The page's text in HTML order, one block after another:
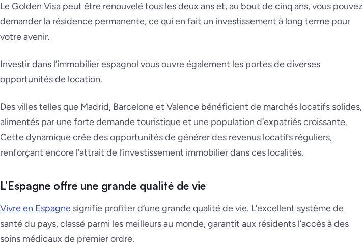
Le Golden Visa peut être renouvelé tous les deux ans et, au bout de cinq ans, vous pouvez
demander la résidence permanente, ce qui en fait un investissement à long terme pour
votre avenir.
Investir dans l’immobilier espagnol vous ouvre également les portes de diverses
opportunités de location.
Des villes telles que Madrid, Barcelone et Valence bénéficient de marchés locatifs solides,
alimentés par une forte demande touristique et une population d’expatriés croissante.
Cette dynamique crée des opportunités de générer des revenus locatifs réguliers,
renforçant encore l’attrait de l’investissement immobilier dans ces localités.
L’Espagne offre une grande qualité de vie
Vivre en Espagne signifie profiter d’une grande qualité de vie. L’excellent système de
santé du pays, classé parmi les meilleurs au monde, garantit aux résidents l’accès à des
soins médicaux de premier ordre.